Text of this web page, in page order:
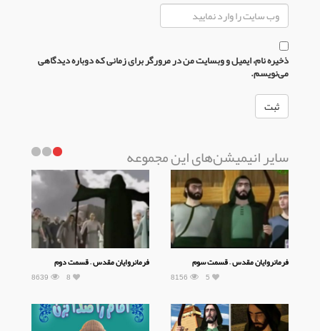
ذخیره نام، ایمیل و وبسایت من در مرورگر برای زمانی که دوباره دیدگاهی
می‌نویسم.
سایر انیمیشن‌های این مجموعه
فرمانروایان مقدس – قسمت سوم
8156 5
فرمانروایان مقدس – قسمت دوم
8639 8